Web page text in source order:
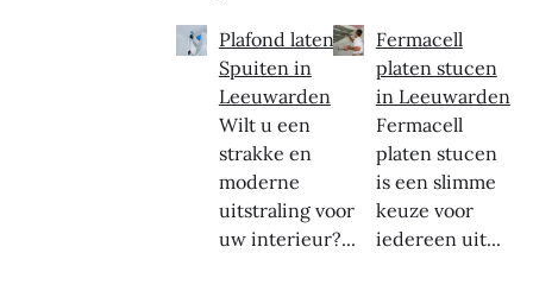
Plafond laten
Spuiten in
Leeuwarden
Wilt u een
strakke en
moderne
uitstraling voor
uw interieur?...
Fermacell
platen stucen
in Leeuwarden
Fermacell
platen stucen
is een slimme
keuze voor
iedereen uit...